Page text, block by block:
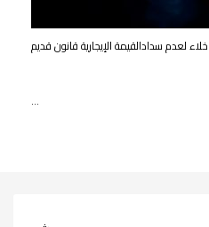
لعدم سدادالقیمة الإیجاریة قانون قديم
…